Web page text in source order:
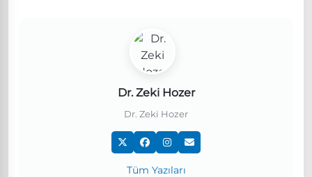
Dr. Zeki Hozer
Dr. Zeki Hozer
Tüm Yazıları